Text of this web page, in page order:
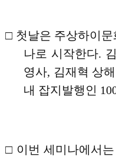
□ 첫날은 주상하이문
나로 시작한다.
영사, 김재혁 상
내 잡지발행인
□ 이번 세미나에서